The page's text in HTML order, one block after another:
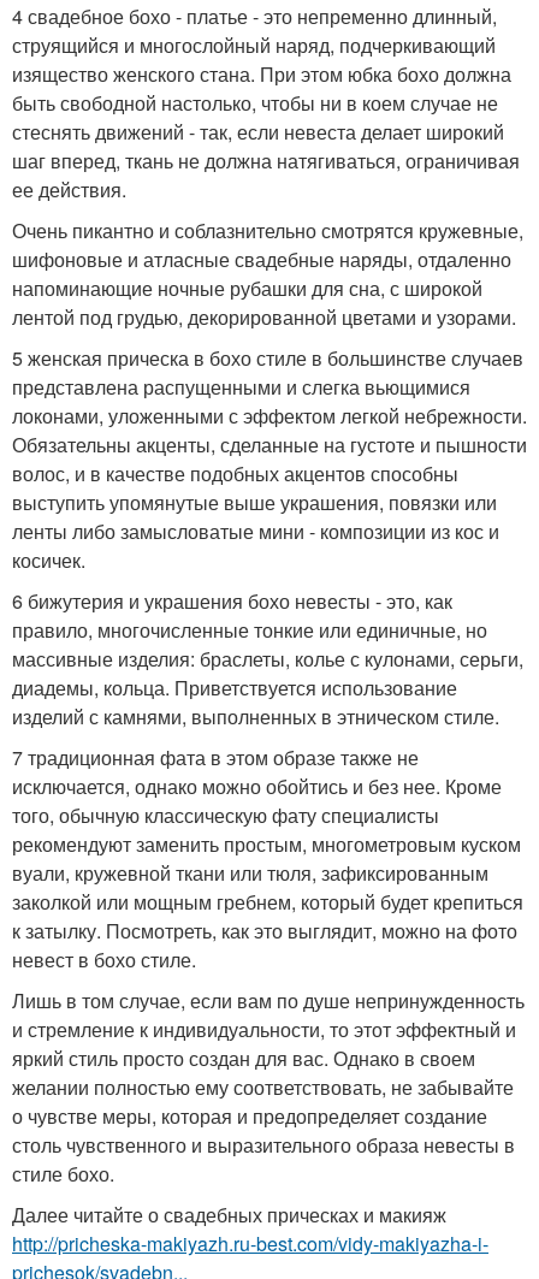
4 свадебное бохо - платье - это непременно длинный,
струящийся и многослойный наряд, подчеркивающий
изящество женского стана. При этом юбка бохо должна
быть свободной настолько, чтобы ни в коем случае не
стеснять движений - так, если невеста делает широкий
шаг вперед, ткань не должна натягиваться, ограничивая
ее действия.
Очень пикантно и соблазнительно смотрятся кружевные,
шифоновые и атласные свадебные наряды, отдаленно
напоминающие ночные рубашки для сна, с широкой
лентой под грудью, декорированной цветами и узорами.
5 женская прическа в бохо стиле в большинстве случаев
представлена распущенными и слегка вьющимися
локонами, уложенными с эффектом легкой небрежности.
Обязательны акценты, сделанные на густоте и пышности
волос, и в качестве подобных акцентов способны
выступить упомянутые выше украшения, повязки или
ленты либо замысловатые мини - композиции из кос и
косичек.
6 бижутерия и украшения бохо невесты - это, как
правило, многочисленные тонкие или единичные, но
массивные изделия: браслеты, колье с кулонами, серьги,
диадемы, кольца. Приветствуется использование
изделий с камнями, выполненных в этническом стиле.
7 традиционная фата в этом образе также не
исключается, однако можно обойтись и без нее. Кроме
того, обычную классическую фату специалисты
рекомендуют заменить простым, многометровым куском
вуали, кружевной ткани или тюля, зафиксированным
заколкой или мощным гребнем, который будет крепиться
к затылку. Посмотреть, как это выглядит, можно на фото
невест в бохо стиле.
Лишь в том случае, если вам по душе непринужденность
и стремление к индивидуальности, то этот эффектный и
яркий стиль просто создан для вас. Однако в своем
желании полностью ему соответствовать, не забывайте
о чувстве меры, которая и предопределяет создание
столь чувственного и выразительного образа невесты в
стиле бохо.
Далее читайте о свадебных прическах и макияж
http://pricheska-makiyazh.ru-best.com/vidy-makiyazha-i-
prichesok/svadebn...